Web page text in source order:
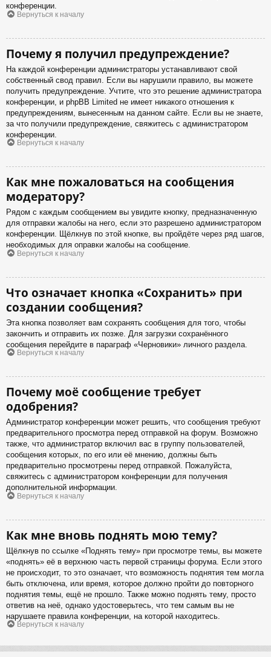
конференции.
Вернуться к началу
Почему я получил предупреждение?
На каждой конференции администраторы устанавливают свой
собственный свод правил. Если вы нарушили правило, вы можете
получить предупреждение. Учтите, что это решение администратора
конференции, и phpBB Limited не имеет никакого отношения к
предупреждениям, вынесенным на данном сайте. Если вы не знаете,
за что получили предупреждение, свяжитесь с администратором
конференции.
Вернуться к началу
Как мне пожаловаться на сообщения
модератору?
Рядом с каждым сообщением вы увидите кнопку, предназначенную
для отправки жалобы на него, если это разрешено администратором
конференции. Щёлкнув по этой кнопке, вы пройдёте через ряд шагов,
необходимых для оправки жалобы на сообщение.
Вернуться к началу
Что означает кнопка «Сохранить» при
создании сообщения?
Эта кнопка позволяет вам сохранять сообщения для того, чтобы
закончить и отправить их позже. Для загрузки сохранённого
сообщения перейдите в параграф «Черновики» личного раздела.
Вернуться к началу
Почему моё сообщение требует
одобрения?
Администратор конференции может решить, что сообщения требуют
предварительного просмотра перед отправкой на форум. Возможно
также, что администратор включил вас в группу пользователей,
сообщения которых, по его или её мнению, должны быть
предварительно просмотрены перед отправкой. Пожалуйста,
свяжитесь с администратором конференции для получения
дополнительной информации.
Вернуться к началу
Как мне вновь поднять мою тему?
Щёлкнув по ссылке «Поднять тему» при просмотре темы, вы можете
«поднять» её в верхнюю часть первой страницы форума. Если этого
не происходит, то это означает, что возможность поднятия тем могла
быть отключена, или время, которое должно пройти до повторного
поднятия темы, ещё не прошло. Также можно поднять тему, просто
ответив на неё, однако удостоверьтесь, что тем самым вы не
нарушаете правила конференции, на которой находитесь.
Вернуться к началу